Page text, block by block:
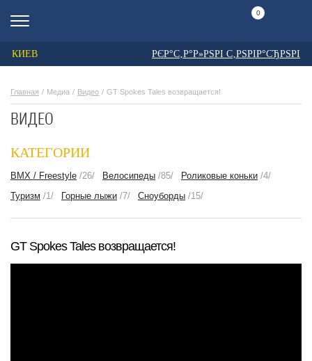
0
КИЕВ РЄР°С‚Р°Р»РЅРІ С‚РЅРІР°СЂРЅРІ
ВИДЕО
Главная Медиа Видео GT Spokes Tales возвращается!
КАТЕГОРИИ
BMX / Freestyle /26/ Велосипеды /85/ Роликовые коньки /4/
Туризм /1/ Горные лыжи /7/ Сноуборды /15/
GT Spokes Tales возвращается!